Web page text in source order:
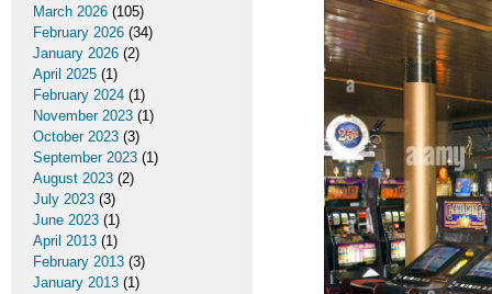
March 2026 (105)
February 2026 (34)
January 2026 (2)
April 2025 (1)
February 2024 (1)
November 2023 (1)
October 2023 (3)
September 2023 (1)
August 2023 (2)
July 2023 (3)
June 2023 (1)
April 2013 (1)
February 2013 (3)
January 2013 (1)